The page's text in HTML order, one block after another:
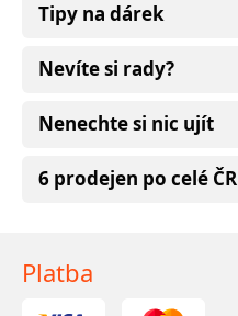
Tipy na dárek
Nevíte si rady?
Nenechte si nic ujít
6 prodejen po celé ČR
Platba